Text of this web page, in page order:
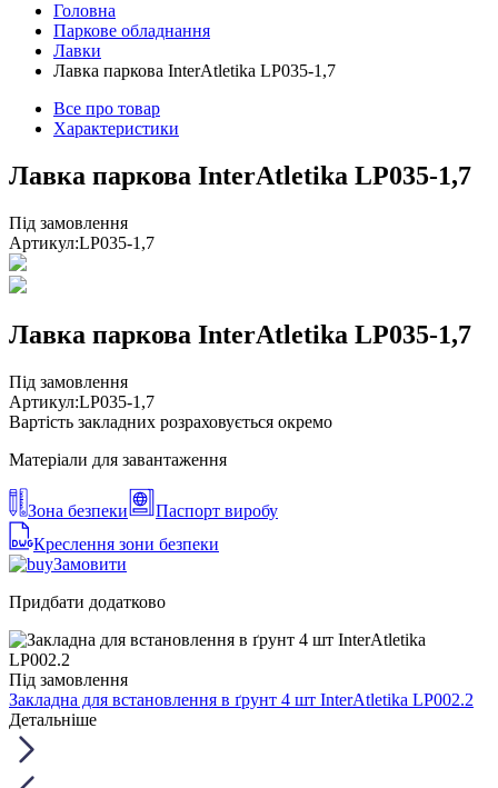
Головна
Паркове обладнання
Лавки
Лавка паркова InterAtletika LP035-1,7
Все про товар
Характеристики
Лавка паркова InterAtletika LP035-1,7
Під замовлення
Артикул:LP035-1,7
Лавка паркова InterAtletika LP035-1,7
Під замовлення
Артикул:LP035-1,7
Вартість закладних розраховується окремо
Матеріали для завантаження
Зона безпеки
Паспорт виробу
Креслення зони безпеки
Замовити
Придбати додатково
Під замовлення
Закладна для встановлення в ґрунт 4 шт InterAtletika LP002.2
Детальніше